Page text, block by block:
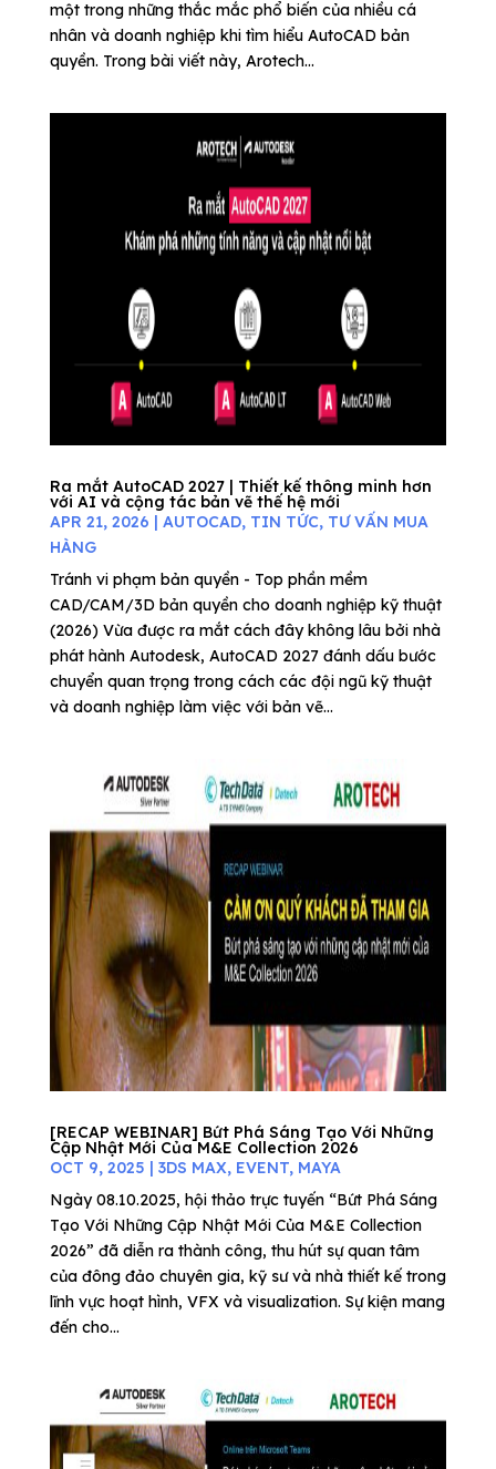
một trong những thắc mắc phổ biến của nhiều cá
nhân và doanh nghiệp khi tìm hiểu AutoCAD bản
quyền. Trong bài viết này, Arotech...
Ra mắt AutoCAD 2027 | Thiết kế thông minh hơn
với AI và cộng tác bản vẽ thế hệ mới
APR 21, 2026 | AUTOCAD, TIN TỨC, TƯ VẤN MUA
HÀNG
Tránh vi phạm bản quyền - Top phần mềm
CAD/CAM/3D bản quyền cho doanh nghiệp kỹ thuật
(2026) Vừa được ra mắt cách đây không lâu bởi nhà
phát hành Autodesk, AutoCAD 2027 đánh dấu bước
chuyển quan trọng trong cách các đội ngũ kỹ thuật
và doanh nghiệp làm việc với bản vẽ...
[RECAP WEBINAR] Bứt Phá Sáng Tạo Với Những
Cập Nhật Mới Của M&E Collection 2026
OCT 9, 2025 | 3DS MAX, EVENT, MAYA
Ngày 08.10.2025, hội thảo trực tuyến “Bứt Phá Sáng
Tạo Với Những Cập Nhật Mới Của M&E Collection
2026” đã diễn ra thành công, thu hút sự quan tâm
của đông đảo chuyên gia, kỹ sư và nhà thiết kế trong
lĩnh vực hoạt hình, VFX và visualization. Sự kiện mang
đến cho...